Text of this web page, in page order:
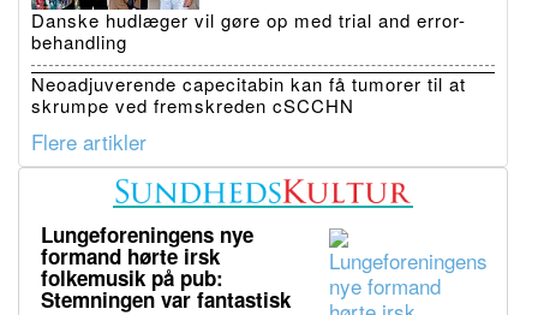
Danske hudlæger vil gøre op med trial and error-
behandling
Neoadjuverende capecitabin kan få tumorer til at
skrumpe ved fremskreden cSCCHN
Flere artikler
Lungeforeningens nye
formand hørte irsk
folkemusik på pub:
Stemningen var fantastisk